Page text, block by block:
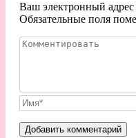
Ваш электронный адрес
Обязательные поля